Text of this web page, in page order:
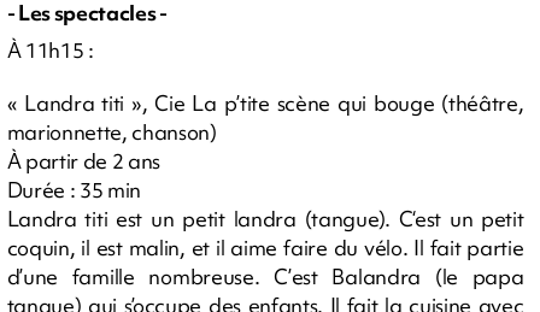
- Les spectacles -
À 11h15 :
« Landra titi », Cie La p’tite scène qui bouge (théâtre,
marionnette, chanson)
À partir de 2 ans
Durée : 35 min
Landra titi est un petit landra (tangue). C‘est un petit
coquin, il est malin, et il aime faire du vélo. Il fait partie
d’une famille nombreuse. C’est Balandra (le papa
tangue) qui s’occupe des enfants. Il fait la cuisine avec